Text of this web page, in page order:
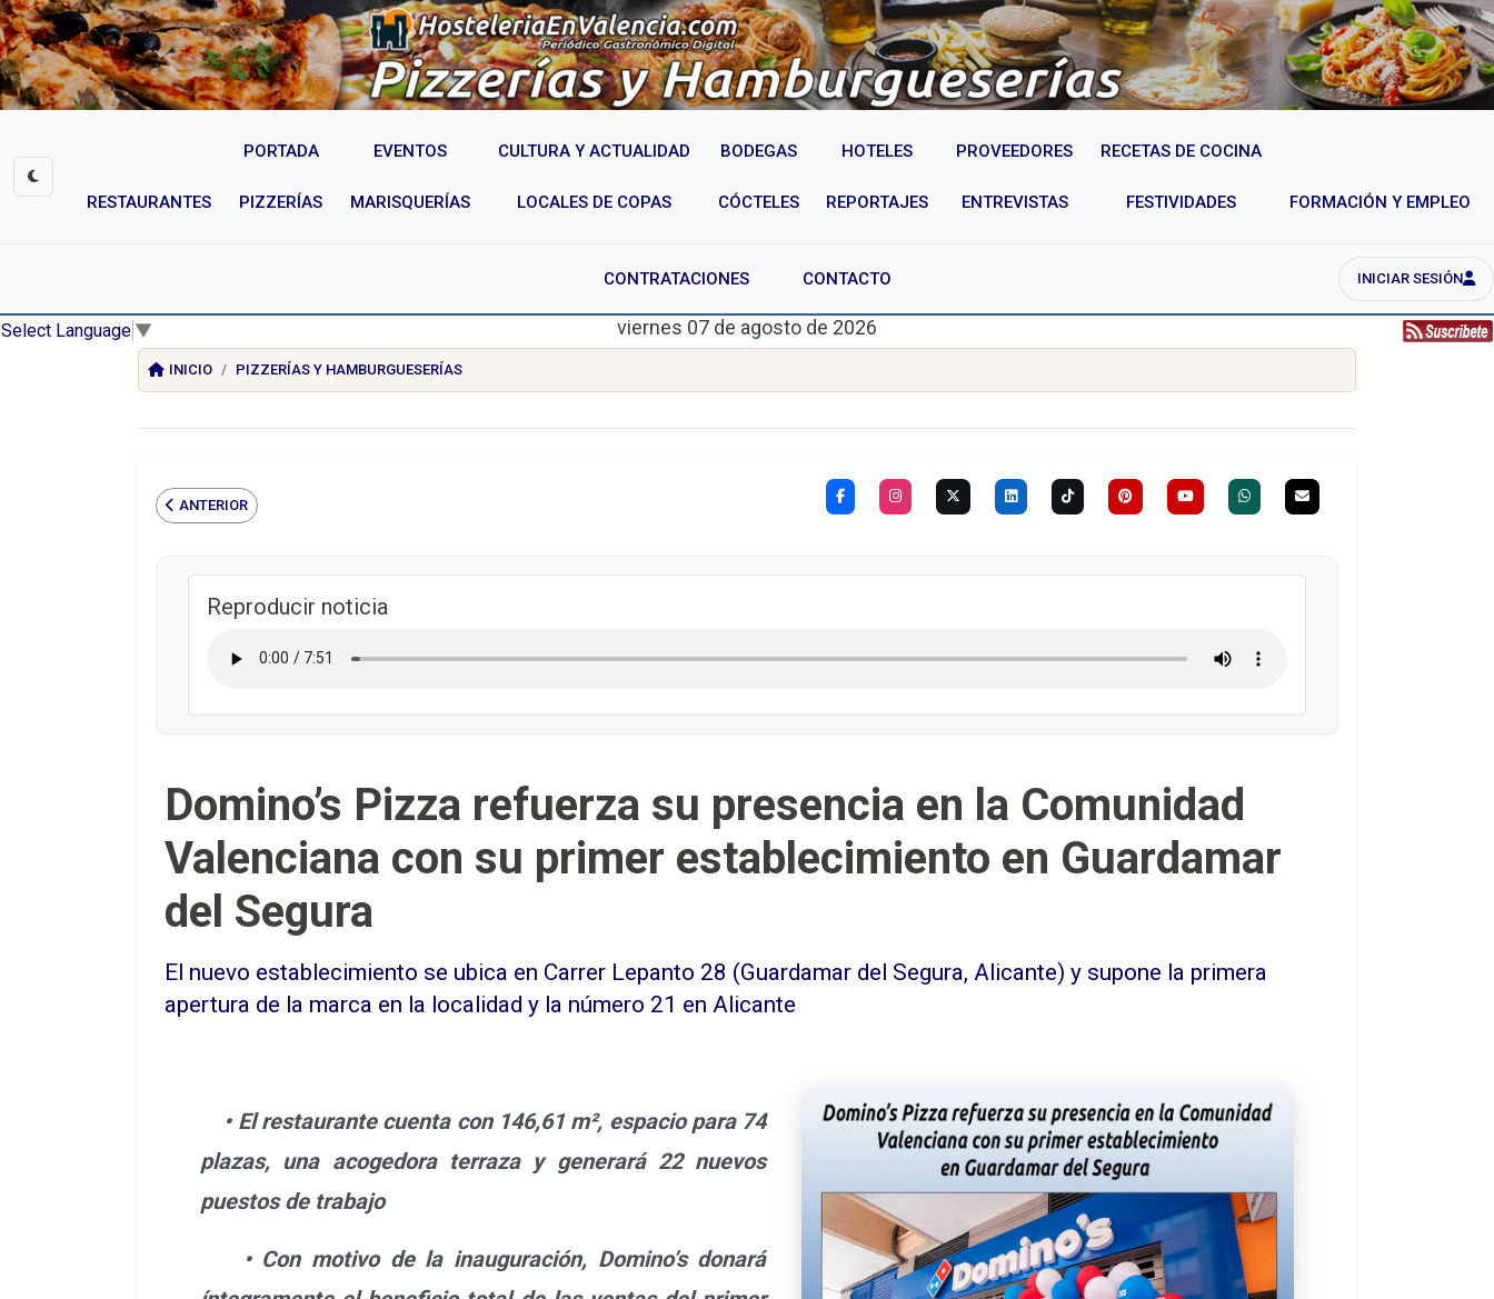
PORTADA EVENTOS CULTURA Y ACTUALIDAD BODEGAS HOTELES PROVEEDORES RECETAS DE COCINA
RESTAURANTES PIZZERÍAS MARISQUERÍAS LOCALES DE COPAS CÓCTELES REPORTAJES ENTREVISTAS FESTIVIDADES FORMACIÓN Y EMPLEO
CONTRATACIONES CONTACTO INICIAR SESIÓN
Select Language ▼ viernes 07 de agosto de 2026
INICIO PIZZERÍAS Y HAMBURGUESERÍAS
ANTERIOR
Reproducir noticia
Domino’s Pizza refuerza su presencia en la Comunidad
Valenciana con su primer establecimiento en Guardamar
del Segura
El nuevo establecimiento se ubica en Carrer Lepanto 28 (Guardamar del Segura, Alicante) y supone la primera
apertura de la marca en la localidad y la número 21 en Alicante
• El restaurante cuenta con 146,61 m², espacio para 74
plazas, una acogedora terraza y generará 22 nuevos
puestos de trabajo
• Con motivo de la inauguración, Domino’s donará